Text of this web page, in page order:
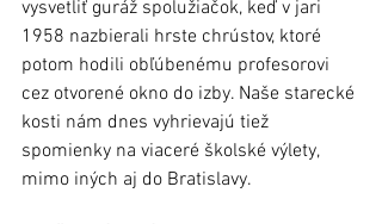
vysvetliť guráž spolužiačok, keď v jari
1958 nazbierali hrste chrústov, ktoré
potom hodili obľúbenému profesorovi
cez otvorené okno do izby. Naše starecké
kosti nám dnes vyhrievajú tiež
spomienky na viaceré školské výlety,
mimo iných aj do Bratislavy.